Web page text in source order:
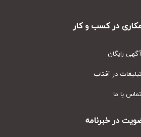
در کسب و کار
رایگان
در آفتاب
با ما
در خبرنامه